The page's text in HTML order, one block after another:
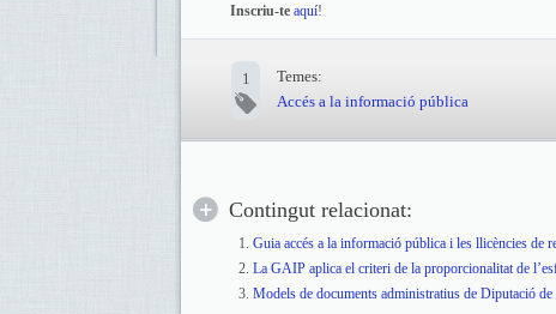
Inscriu-te aquí!
1
Temes:
Accés a la informació pública
Contingut relacionat:
Guia accés a la informació pública i les llicències de
La GAIP aplica el criteri de la proporcionalitat de
Models de documents administratius de Diputació